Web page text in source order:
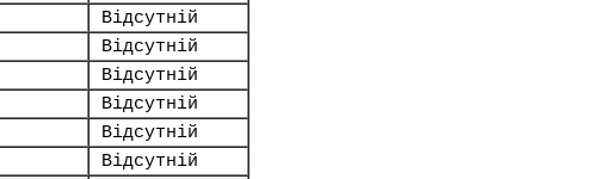
Відсутній
Відсутній
Відсутній
Відсутній
Відсутній
Відсутній